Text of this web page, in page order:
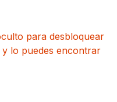
para desbloquear
y lo puedes encontrar